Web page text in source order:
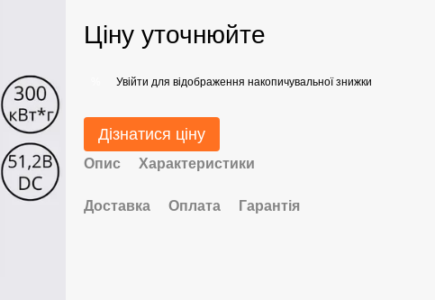
Ціну уточнюйте
Увійти для відображення накопичувальної знижки
Дізнатися ціну
Опис Характеристики
Доставка Оплата Гарантія